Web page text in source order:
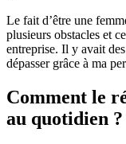
Le fait d’être une
plusieurs obstacles et
entreprise. Il y avait
dépasser grâce à ma
Comment le
au quotidien ?